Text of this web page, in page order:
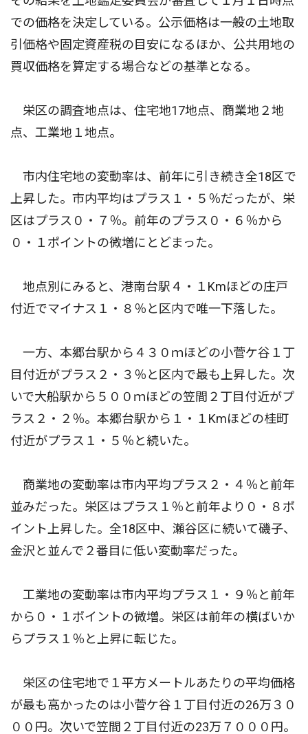
での価格を決定している。公示価格は一般の土地取
引価格や固定資産税の目安になるほか、公共用地の
買収価格を算定する場合などの基準となる。
栄区の調査地点は、住宅地17地点、商業地２地
点、工業地１地点。
市内住宅地の変動率は、前年に引き続き全18区で
上昇した。市内平均はプラス１・５％だったが、栄
区はプラス０・７％。前年のプラス０・６％から
０・１ポイントの微増にとどまった。
地点別にみると、港南台駅４・１Kmほどの庄戸
付近でマイナス１・８％と区内で唯一下落した。
一方、本郷台駅から４３０ｍほどの小菅ケ谷１丁
目付近がプラス２・３％と区内で最も上昇した。次
いで大船駅から５００ｍほどの笠間２丁目付近がプ
ラス２・２％。本郷台駅から１・１Kmほどの桂町
付近がプラス１・５％と続いた。
商業地の変動率は市内平均プラス２・４％と前年
並みだった。栄区はプラス１％と前年より０・８ポ
イント上昇した。全18区中、瀬谷区に続いて磯子、
金沢と並んで２番目に低い変動率だった。
工業地の変動率は市内平均プラス１・９％と前年
から０・１ポイントの微増。栄区は前年の横ばいか
らプラス１％と上昇に転じた。
栄区の住宅地で１平方メートルあたりの平均価格
が最も高かったのは小菅ケ谷１丁目付近の26万３０
００円。次いで笠間２丁目付近の23万７０００円。